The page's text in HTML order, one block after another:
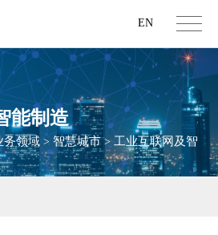
EN
能制造
务领域 >智慧城市>工业互联网及智